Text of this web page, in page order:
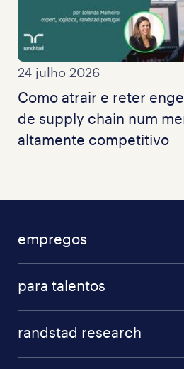
24 julho 2026
Como atrair e reter
de supply chain num
altamente competitivo
empregos
para talentos
randstad research